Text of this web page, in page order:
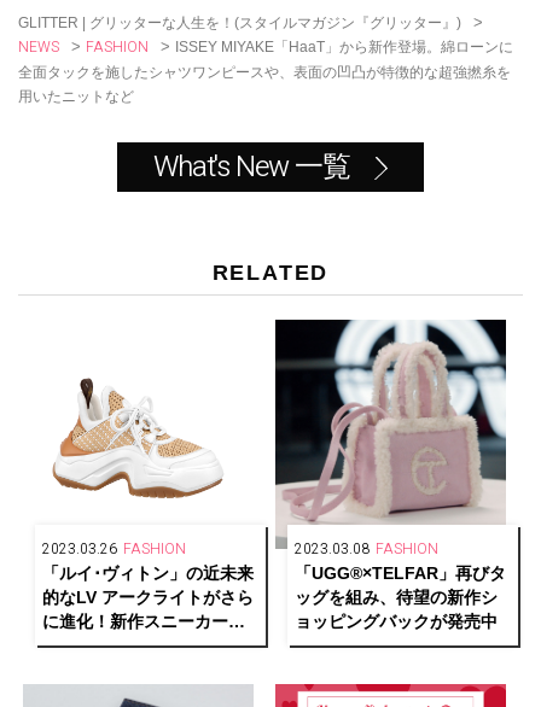
GLITTER | グリッターな人生を！(スタイルマガジン『グリッター』) >
NEWS > FASHION > ISSEY MIYAKE「HaaT」から新作登場。綿ローンに
全面タックを施したシャツワンピースや、表面の凹凸が特徴的な超強撚糸を
用いたニットなど
What's New 一覧
RELATED
2023.03.26 FASHION
「ルイ･ヴィトン」の近未来
的なLV アークライトがさら
に進化！新作スニーカーが
発売
2023.03.08 FASHION
「UGG®︎×TELFAR」再びタ
ッグを組み、待望の新作シ
ョッピングバックが発売中